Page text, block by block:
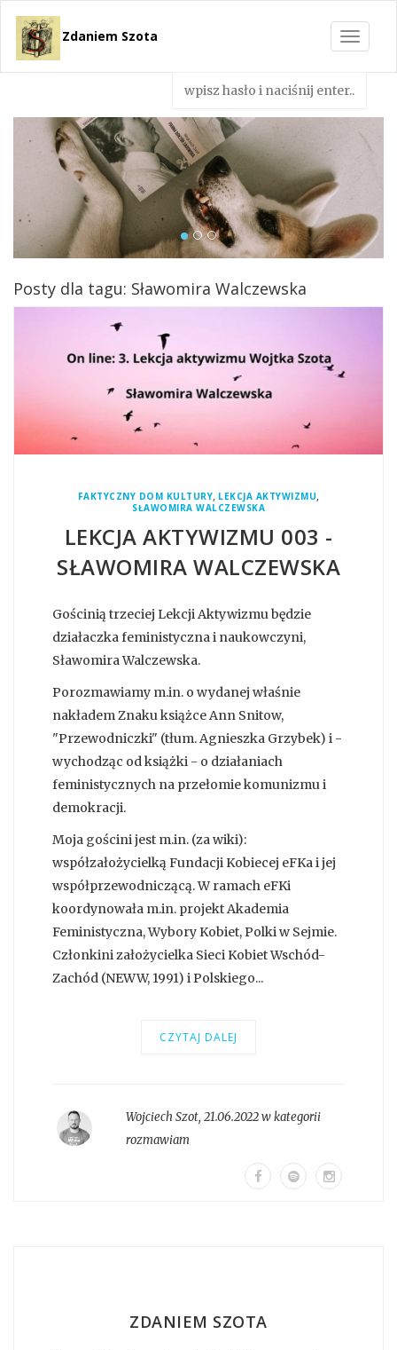
Toggle
Zdaniem Szota
Posty dla tagu: Sławomira Walczewska
FAKTYCZNY DOM KULTURY, LEKCJA AKTYWIZMU,
SŁAWOMIRA WALCZEWSKA
LEKCJA AKTYWIZMU 003 -
SŁAWOMIRA WALCZEWSKA
Gościnią trzeciej Lekcji Aktywizmu będzie
działaczka feministyczna i naukowczyni,
Sławomira Walczewska.
Porozmawiamy m.in. o wydanej właśnie
nakładem Znaku książce Ann Snitow,
"Przewodniczki" (tłum. Agnieszka Grzybek) i -
wychodząc od książki - o działaniach
feministycznych na przełomie komunizmu i
demokracji.
Moja gościni jest m.in. (za wiki):
współzałożycielką Fundacji Kobiecej eFKa i jej
współprzewodniczącą. W ramach eFKi
koordynowała m.in. projekt Akademia
Feministyczna, Wybory Kobiet, Polki w Sejmie.
Członkini założycielka Sieci Kobiet Wschód-
Zachód (NEWW, 1991) i Polskiego...
CZYTAJ DALEJ
Wojciech Szot, 21.06.2022 w kategorii
rozmawiam
ZDANIEM SZOTA